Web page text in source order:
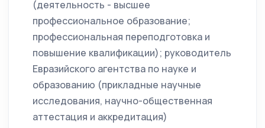
(деятельность - высшее
профессиональное образование;
профессиональная переподготовка и
повышение квалификации); руководитель
Евразийского агентства по науке и
образованию (прикладные научные
исследования, научно-общественная
аттестация и аккредитация)